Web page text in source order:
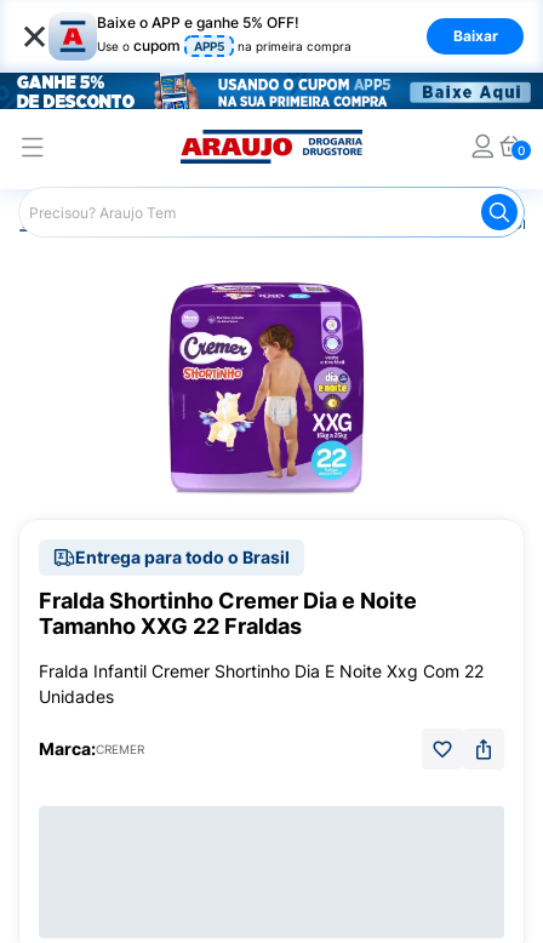
× Baixe o APP e ganhe 5% OFF!
Use o cupom APP5 na primeira compra
Baixar
0
Araujo Infantil Fralda Shortinho
Entrega para todo o Brasil
Fralda Shortinho Cremer Dia e Noite
Tamanho XXG 22 Fraldas
Fralda Infantil Cremer Shortinho Dia E Noite Xxg Com 22
Unidades
Marca:CREMER